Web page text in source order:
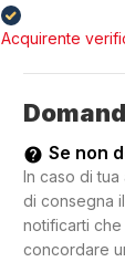
Acquirente
Se non
In caso di
di consegna
notificarti
concordare